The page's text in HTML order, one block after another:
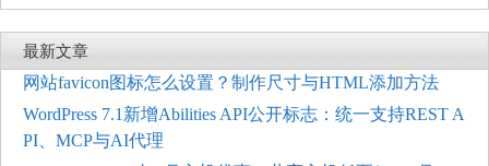
最新文章
网站favicon图标怎么设置？制作尺寸与HTML添加方法
WordPress 7.1新增Abilities API公开标志：统一支持REST A
PI、MCP与AI代理